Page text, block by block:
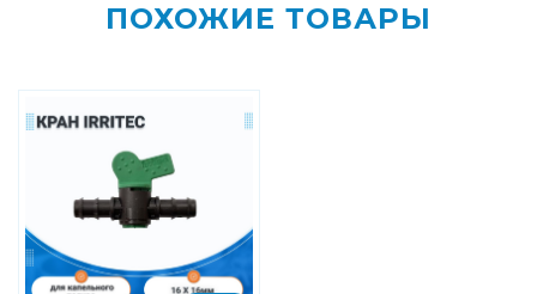
ПОХОЖИЕ ТОВАРЫ